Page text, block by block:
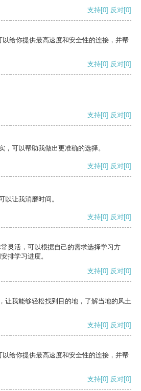
支持[0] 反对[0]
给你提供最高速度和安全性的连接，并帮
支持[0] 反对[0]
支持[0] 反对[0]
，可以帮助我做出更准确的选择。
支持[0] 反对[0]
以让我消磨时间。
支持[0] 反对[0]
灵活，可以根据自己的需求选择学习方
排学习进度。
支持[0] 反对[0]
让我能够轻松找到目的地，了解当地的风土
支持[0] 反对[0]
给你提供最高速度和安全性的连接，并帮
支持[0] 反对[0]